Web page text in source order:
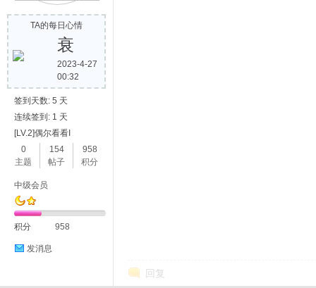
TA的每日心情
衰
2023-4-27
00:32
签到天数: 5 天
连续签到: 1 天
[LV.2]偶尔看看I
0
主题
154
帖子
958
积分
中级会员
积分 958
发消息
回复